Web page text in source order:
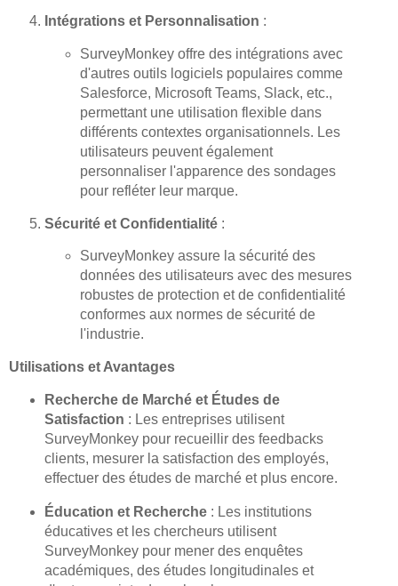
Intégrations et Personnalisation :
SurveyMonkey offre des intégrations avec
d'autres outils logiciels populaires comme
Salesforce, Microsoft Teams, Slack, etc.,
permettant une utilisation flexible dans
différents contextes organisationnels. Les
utilisateurs peuvent également
personnaliser l'apparence des sondages
pour refléter leur marque.
Sécurité et Confidentialité :
SurveyMonkey assure la sécurité des
données des utilisateurs avec des mesures
robustes de protection et de confidentialité
conformes aux normes de sécurité de
l'industrie.
Utilisations et Avantages
Recherche de Marché et Études de
Satisfaction : Les entreprises utilisent
SurveyMonkey pour recueillir des feedbacks
clients, mesurer la satisfaction des employés,
effectuer des études de marché et plus encore.
Éducation et Recherche: Les institutions
éducatives et les chercheurs utilisent
SurveyMonkey pour mener des enquêtes
académiques, des études longitudinales et